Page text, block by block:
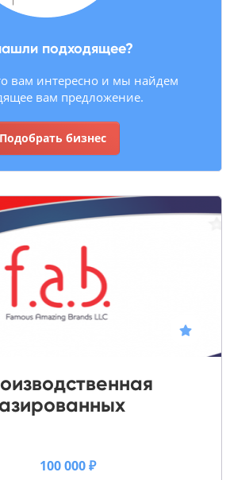
подходящее?
вам интересно и мы найдем
вам предложение.
Подобрать бизнес
100 000 ₽